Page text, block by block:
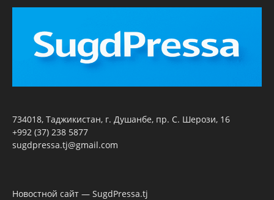
734018, Таджикистан, г. Душанбе, пр. С. Шерози, 16
+992 (37) 238 5877
sugdpressa.tj@gmail.com
Новостной сайт — SugdPressa.tj